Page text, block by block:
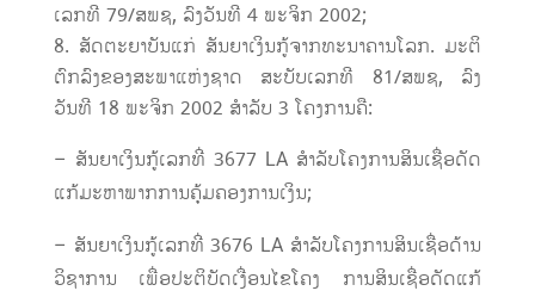
ເລກທີ 79/ສພຊ, ລົງວັນທີ 4 ພະຈິກ 2002;
ສັດຕະຍາບັນແກ່ ສັນຍາເງິນກູ້ຈາກທະນາຄານໂລກ. ມະຕິ
ຕົກລົງຂອງສະພາແຫ່ງຊາດ ສະບັບເລກທີ 81/ສພຊ, ລົງ
ວັນທີ 18 ພະຈິກ 2002 ສຳລັບ 3 ໂຄງການຄື:
– ສັນຍາເງິນກູ້ເລກທີ່ 3677 LA ສຳລັບໂຄງການສິນເຊື່ອດັດ
ແກ້ມະຫາພາກການຄຸ້ມຄອງການເງິນ;
– ສັນຍາເງິນກູ້ເລກທີ່ 3676 LA ສຳລັບໂຄງການສິນເຊື່ອດ້ານ
ວິຊາການ ເພື່ອປະຕິບັດເງື່ອນໄຂໂຄງ ການສິນເຊື່ອດັດແກ້